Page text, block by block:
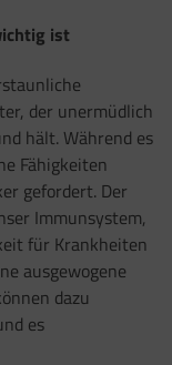
ist
der unermüdlich
hält. Während es
Fähigkeiten
gefordert. Der
Immunsystem,
für Krankheiten
ausgewogene
dazu
es